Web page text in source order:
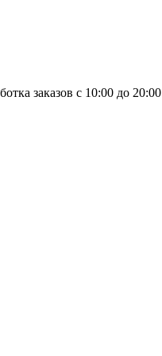
заказов с 10:00 до 20:00